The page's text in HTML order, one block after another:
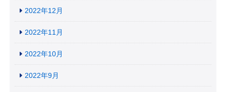
2022年12月
2022年11月
2022年10月
2022年9月